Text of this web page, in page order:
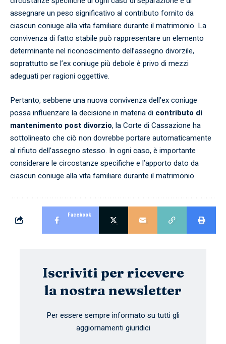
assegnare un peso significativo al contributo fornito da
ciascun coniuge alla vita familiare durante il matrimonio. La
convivenza di fatto stabile può rappresentare un elemento
determinante nel riconoscimento dell’assegno divorzile,
soprattutto se l’ex coniuge più debole è privo di mezzi
adeguati per ragioni oggettive.
Pertanto, sebbene una nuova convivenza dell’ex coniuge
possa influenzare la decisione in materia di contributo di
mantenimento post divorzio, la Corte di Cassazione ha
sottolineato che ciò non dovrebbe portare automaticamente
al rifiuto dell’assegno stesso. In ogni caso, è importante
considerare le circostanze specifiche e l’apporto dato da
ciascun coniuge alla vita familiare durante il matrimonio.
Facebook
Iscriviti per ricevere
la nostra newsletter
Per essere sempre informato su tutti gli
aggiornamenti giuridici